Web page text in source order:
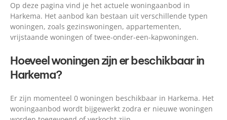
Op deze pagina vind je het actuele woningaanbod in
Harkema. Het aanbod kan bestaan uit verschillende typen
woningen, zoals gezinswoningen, appartementen,
vrijstaande woningen of twee-onder-een-kapwoningen.
Hoeveel woningen zijn er beschikbaar in
Harkema?
Er zijn momenteel 0 woningen beschikbaar in Harkema. Het
woningaanbod wordt bijgewerkt zodra er nieuwe woningen